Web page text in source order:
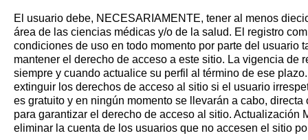
El usuario debe, NECESARIAMENTE, tener al menos
área de las ciencias médicas y/o de la salud. El registro
condiciones de uso en todo momento por parte del
mantener el derecho de acceso a este sitio. La vigencia
siempre y cuando actualice su perfil al término de ese
extinguir los derechos de acceso al sitio si el usuario
es gratuito y en ningún momento se llevarán a cabo,
para garantizar el derecho de acceso al sitio.
eliminar la cuenta de los usuarios que no accesen el sitio